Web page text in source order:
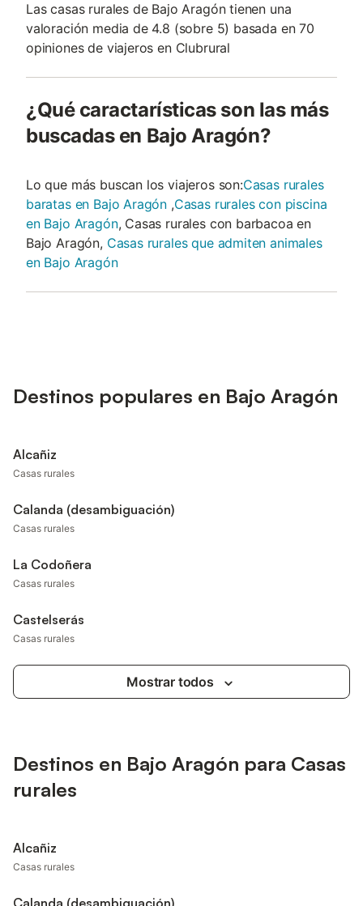
Las casas rurales de Bajo Aragón tienen una
valoración media de 4.8 (sobre 5) basada en 70
opiniones de viajeros en Clubrural
¿Qué caractarísticas son las más
buscadas en Bajo Aragón?
Lo que más buscan los viajeros son:Casas rurales
baratas en Bajo Aragón ,Casas rurales con piscina
en Bajo Aragón, Casas rurales con barbacoa en
Bajo Aragón, Casas rurales que admiten animales
en Bajo Aragón
Destinos populares en Bajo Aragón
Alcañiz
Casas rurales
Calanda (desambiguación)
Casas rurales
La Codoñera
Casas rurales
Castelserás
Casas rurales
Mostrar todos
Destinos en Bajo Aragón para Casas
rurales
Alcañiz
Casas rurales
Calanda (desambiguación)